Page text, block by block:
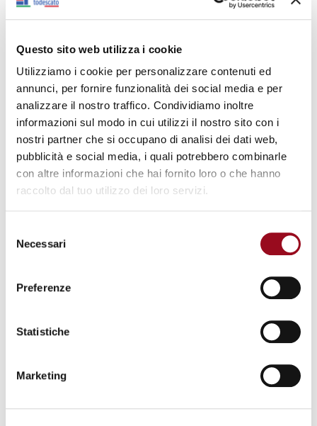
Questo sito web utilizza i cookie
Utilizziamo i cookie per personalizzare contenuti ed
annunci, per fornire funzionalità dei social media e per
analizzare il nostro traffico. Condividiamo inoltre
informazioni sul modo in cui utilizzi il nostro sito con i
nostri partner che si occupano di analisi dei dati web,
pubblicità e social media, i quali potrebbero combinarle
con altre informazioni che hai fornito loro o che hanno
raccolto dal tuo utilizzo dei loro servizi.
delNecessari
Preferenze
Statistiche
Marketing
ELETTRONICA TODESCATO SRL
DANIELE TODESCATOCEO
LUIGIA RENIEROADMINISTRATION DEPARTMENT
GIULIO TODESCATOCUSTOMER CARE MANAGER
ALDO TODESCATOPRODUCT MANAGER
VIA VOLTA 34
36057 ARCUGNANO (VI) - ITALIA
PHONE +39 (0) 444 289 227
C.F. E P.IVA: 00151510245
ORARI E CHIUSURE:
07/01) ED ESTIVE (DALL' 01/08 AL 21/08).